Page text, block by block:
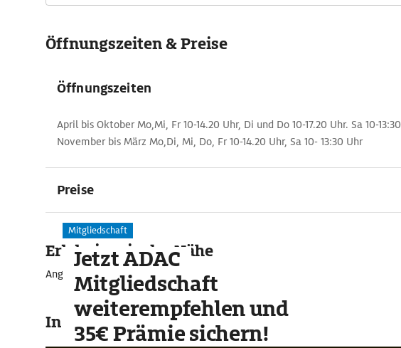
Öffnungszeiten & Preise
Öffnungszeiten
April bis Oktober Mo,Mi, Fr 10-14.20 Uhr, Di und Do 10-17.20 Uhr. Sa 10-13:30
November bis März Mo,Di, Mi, Do, Fr 10-14.20 Uhr, Sa 10- 13:30 Uhr
Preise
Erlebnisse in der Nähe
Angebote für unvergessliche Momente
In der Umgebung
Mitgliedschaft
Jetzt ADAC
Mitgliedschaft
weiterempfehlen und
35€ Prämie sichern!